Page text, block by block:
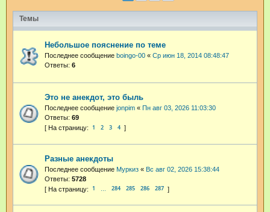
Темы
Небольшое пояснение по теме
Последнее сообщение boingo-00 « Ср июн 18, 2014 08:48:47
Ответы: 6
Это не анекдот, это быль
Последнее сообщение jonpim « Пн авг 03, 2026 11:03:30
Ответы: 69
1 2 3 4
Разные анекдоты
Последнее сообщение Муркиз « Вс авг 02, 2026 15:38:44
Ответы: 5728
1 284 285 286 287